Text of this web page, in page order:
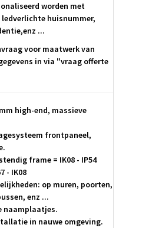
worden met
ledverlichte huisnummer,
...
voor maatwerk van
in via "vraag offerte
high-end, massieve
frontpaneel,
frame = IK08 - IP54
- IK08
op muren, poorten,
enz ...
naamplaatjes.
in nauwe omgeving.